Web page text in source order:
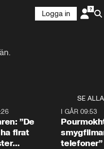
Logga in
SE ALLA
”De
firat
I GÅR 09:53
telefoner”